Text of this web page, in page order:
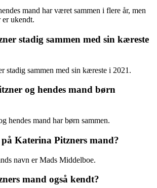
mand har været sammen i flere år, men
er ukendt.
stadig sammen med sin kæreste
stadig sammen med sin kæreste i 2021.
og hendes mand børn
hendes mand har børn sammen.
Katerina Pitzners mand?
navn er Mads Middelboe.
mand også kendt?